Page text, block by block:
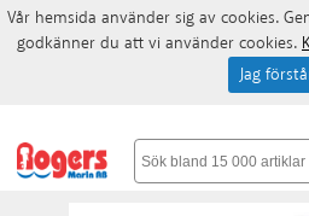
Vår hemsida använder sig av cookies.
godkänner du att vi använder cookies.
Jag